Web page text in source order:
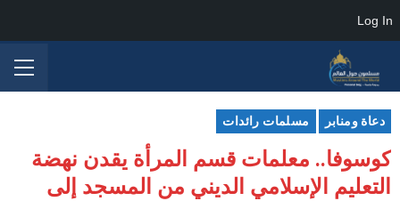
دعاة ومنابر مسلمات رائدات
كوسوفا.. معلمات قسم المرأة يقدن نهضة
التعليم الإسلامي الديني من المسجد إلى
Log In